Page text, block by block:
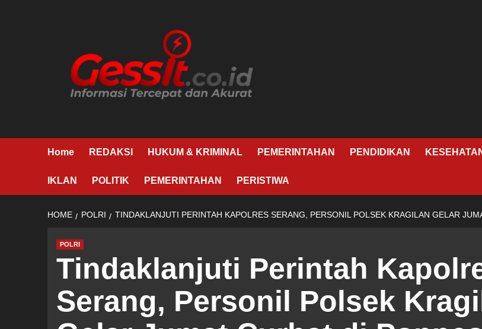
Home REDAKSI HUKUM & KRIMINAL PEMERINTAHAN PENDIDIKAN
IKLAN POLITIK PEMERINTAHAN PERISTIWA
HOME POLRI TINDAKLANJUTI PERINTAH KAPOLRES SERANG, PERSONIL POLSEK KRAGILAN GELAR
POLRI
Tindaklanjuti Perintah
Serang, Personil Polsek